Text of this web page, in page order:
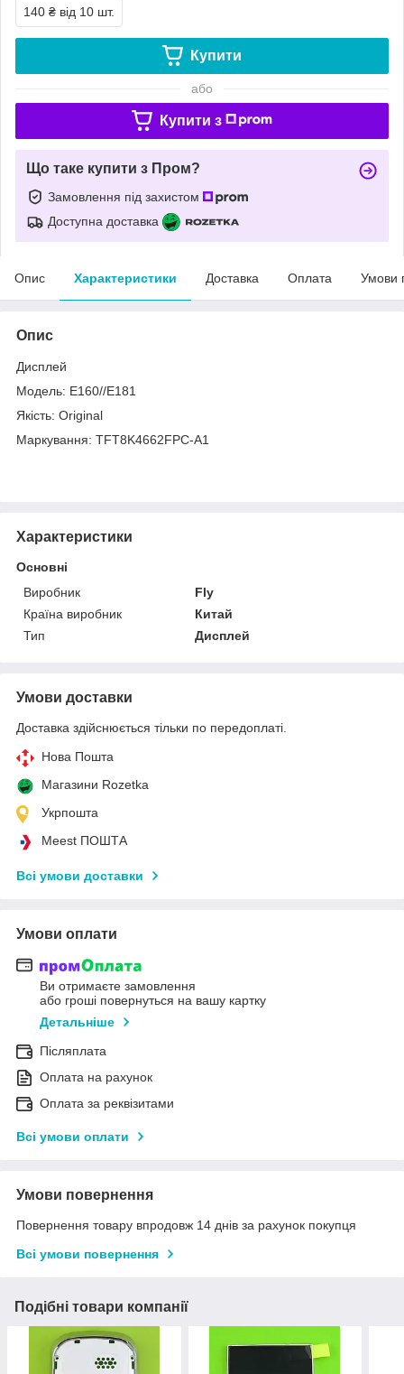
140 ₴ від 10 шт.
Купити
або
Купити з
Що таке купити з Пром?
Замовлення під захистом
Доступна доставка
Опис Характеристики Доставка Оплата Умови
Опис
Дисплей
Модель: E160//E181
Якість: Original
Маркування: TFT8K4662FPC-A1
Характеристики
Основні
Виробник
Fly
Країна виробник
Китай
Тип
Дисплей
Умови доставки
Доставка здійснюється тільки по передоплаті.
Нова Пошта
Магазини Rozetka
Укрпошта
Meest ПОШТА
Всі умови доставки
Умови оплати
Ви отримаєте замовлення
або гроші повернуться на вашу картку
Детальніше
Післяплата
Оплата на рахунок
Оплата за реквізитами
Всі умови оплати
Умови повернення
Повернення товару впродовж 14 днів за рахунок покупця
Всі умови повернення
Подібні товари компанії